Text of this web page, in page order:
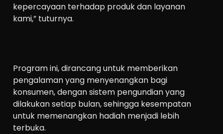
kepercayaan terhadap produk dan layanan
kami,” tuturnya.
Program ini, dirancang untuk memberikan
pengalaman yang menyenangkan bagi
konsumen, dengan sistem pengundian yang
dilakukan setiap bulan, sehingga kesempatan
untuk memenangkan hadiah menjadi lebih
terbuka.